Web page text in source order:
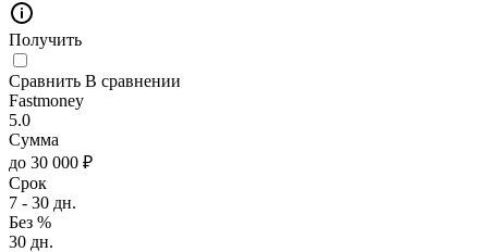
Получить
Сравнить В сравнении
Fastmoney
5.0
Сумма
до 30 000 ₽
Срок
7 - 30 дн.
Без %
30 дн.